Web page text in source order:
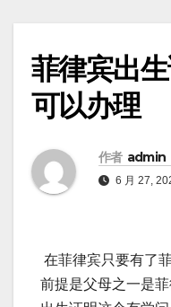
菲律宾出
可以办理
作者 admin
6 月 27,
在菲律宾只要有了
前提是父母之一是